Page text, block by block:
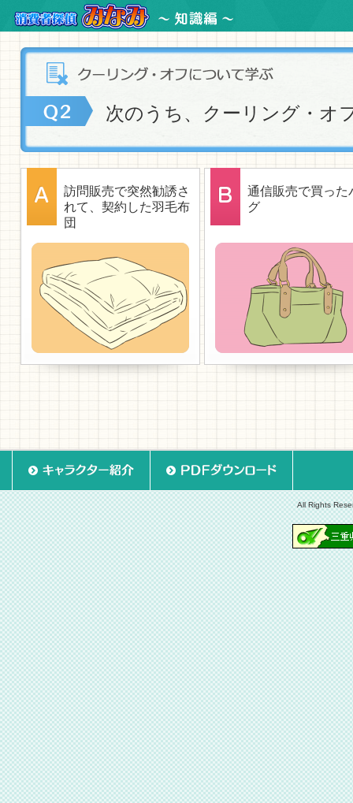
次のうち、クーリング・オ
訪問販売で突然勧誘さ
れて、契約した羽毛布
団
通信販売で買った
グ
All Rights